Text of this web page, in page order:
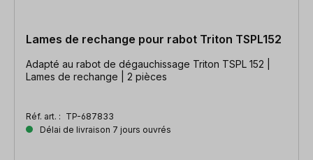
Lames de rechange pour rabot Triton TSPL152
Adapté au rabot de dégauchissage Triton TSPL 152 |
Lames de rechange | 2 pièces
Réf. art. : TP-687833
Délai de livraison 7 jours ouvrés